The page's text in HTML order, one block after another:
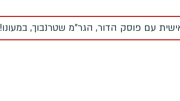
עם פוסק הדור, הגר"מ שטרנבוך, במעונו!